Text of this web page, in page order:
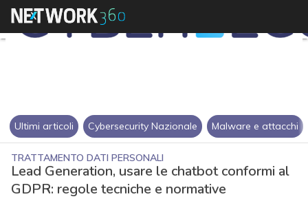
Ultimi articoli Cybersecurity Nazionale Malware e attacchi
TRATTAMENTO DATI PERSONALI
Lead Generation, usare le chatbot conformi al
GDPR: regole tecniche e normative